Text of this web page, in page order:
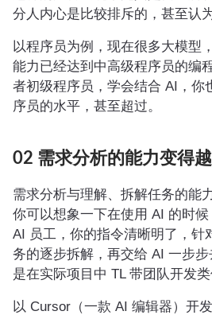
分人内心是比较排斥的，甚至认
以程序员为例，现在很多大模型
能力已经达到中高级程序员的编
者初级程序员，学会结合 AI，你
序员的水平，甚至超过。
02 需求分析的能力变得
需求分析与理解、拆解任务的能
你可以想象一下在使用 AI 的时
AI 员工，你的指令清晰明了，针
务的逐步拆解，再交给 AI 一步
是在实际项目中 TL 带团队开发类
以 Cursor（一款 AI 编辑器）开